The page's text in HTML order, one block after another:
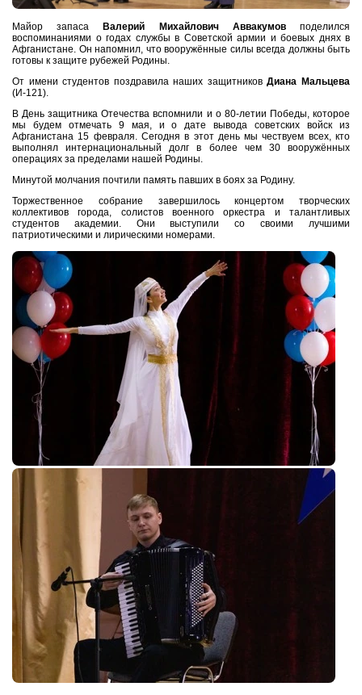
Майор запаса Валерий Михайлович Аввакумовподелился
воспоминаниями о годах службы в Советской армии и боевых днях в
Афганистане. Он напомнил, что вооружённые силы всегда должны быть
готовы к защите рубежей Родины.
От имени студентов поздравила наших защитниковДиана Мальцева
(И-121).
В День защитника Отечества вспомнили и о 80-летии Победы, которое
мы будем отмечать 9 мая, и о дате вывода советских войск из
Афганистана 15 февраля. Сегодня в этот день мы чествуем всех, кто
выполнял интернациональный долг в более чем 30 вооружённых
операциях за пределами нашей Родины.
Минутой молчания почтили память павших в боях за Родину.
Торжественное собрание завершилось концертом творческих
коллективов города, солистов военного оркестра и талантливых
студентов академии. Они выступили со своими лучшими
патриотическими и лирическими номерами.